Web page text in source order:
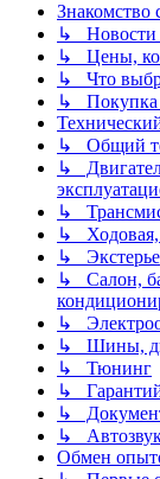
Знакомство
↳ Новости
↳ Цены,
↳ Что
↳ Покупка
↳ Общий
↳
↳
↳ Ходовая,
↳
↳ Салон,
↳
↳ Шины,
↳ Тюнинг
↳
↳
↳
Обмен